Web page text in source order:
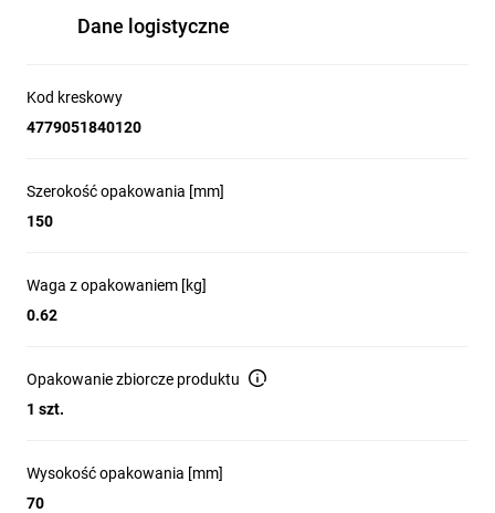
urządzenia w Twoim rozwiązaniu.
TSW200 jest wyposażony także w
Teltonika TSW200 charakteryzuje się
solidną i trwałą konstrukcją
montażu na ścianie i szynie DIN
ułatwia instalację. Tak więc ten
przełącznik będzie pasował do praktycznie
handlowego lub przemysłowego z
szerokopasmowymi, oddalonymi od siebie
Dane logistyczne
Kod kreskowy
4779051840120
Szerokość opakowania [mm]
150
Waga z opakowaniem [kg]
0.62
Opakowanie zbiorcze produktu
1 szt.
Wysokość opakowania [mm]
70